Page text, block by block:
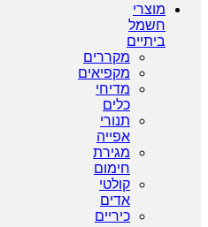
מוצרי
חשמל
ביתיים
מקררים
מקפיאים
מדיחי
כלים
תנורי
אפייה
מגירת
חימום
קולטי
אדים
כיריים